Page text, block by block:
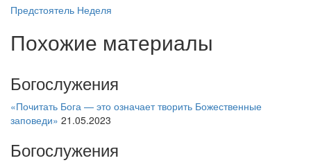
Предстоятель Неделя
Похожие материалы
Богослужения
«Почитать Бога — это означает творить Божественные
заповеди» 21.05.2023
Богослужения